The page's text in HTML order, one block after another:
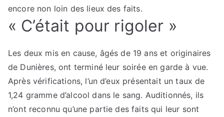
encore non loin des lieux des faits.
« C’était pour rigoler »
Les deux mis en cause, âgés de 19 ans et originaires
de Dunières, ont terminé leur soirée en garde à vue.
Après vérifications, l’un d’eux présentait un taux de
1,24 gramme d’alcool dans le sang. Auditionnés, ils
n’ont reconnu qu’une partie des faits qui leur sont